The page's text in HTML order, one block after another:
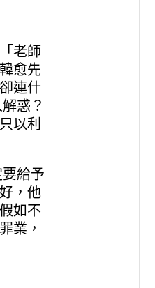
老師
愈先
連什
惑？
以利
給予
，他
如不
業，